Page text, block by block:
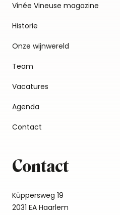
Vinée Vineuse magazine
Historie
Onze wijnwereld
Team
Vacatures
Agenda
Contact
Contact
Küppersweg 19
2031 EA Haarlem